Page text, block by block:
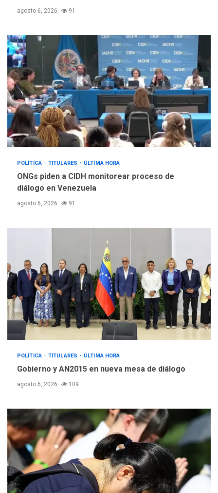
agosto 6, 2026 91
POLÍTICA TITULARES ÚLTIMA HORA
ONGs piden a CIDH monitorear proceso de
diálogo en Venezuela
agosto 6, 2026 91
POLÍTICA TITULARES ÚLTIMA HORA
Gobierno y AN2015 en nueva mesa de diálogo
agosto 6, 2026 109